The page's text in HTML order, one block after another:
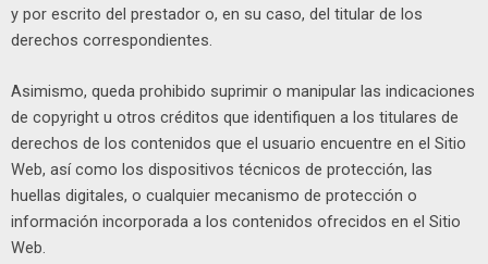
y por escrito del prestador o, en su caso, del titular de los
derechos correspondientes.
Asimismo, queda prohibido suprimir o manipular las indicaciones
de copyright u otros créditos que identifiquen a los titulares de
derechos de los contenidos que el usuario encuentre en el Sitio
Web, así como los dispositivos técnicos de protección, las
huellas digitales, o cualquier mecanismo de protección o
información incorporada a los contenidos ofrecidos en el Sitio
Web.